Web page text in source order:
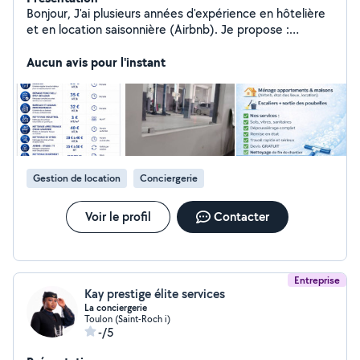
Bonjour, J'ai plusieurs années d'expérience en hôtelière
et en location saisonnière (Airbnb). Je propose :
entretien de copropriété et remise en état. Sérieuse et
Disponible sur Toulon et alentours.
Aucun avis pour l'instant
Gestion de location Conciergerie
Voir le profil Contacter
Entreprise
Kay prestige élite services
La conciergerie
Toulon (Saint-Roch i)
-/5